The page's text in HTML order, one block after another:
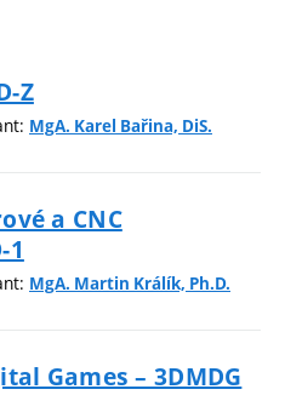
Z
MgA. Karel Bařina, DiS.
a CNC
1
MgA. Martin Králík, Ph.D.
Games – 3DMDG